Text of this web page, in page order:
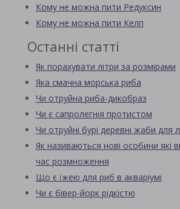
Кому не можна пити Редуксин
Кому не можна пити Келп
Останні статті
Як порахувати літри за розмірами
Яка смачна морська риба
Чи отруйна риба-дикобраз
Чи є сапролегнія протистом
Чи отруйні бурі деревні жаби для
Як називаються нові особини які
час розмноження
Що є їжею для риб в акваріумі
Чи є бівер-йорк рідкістю